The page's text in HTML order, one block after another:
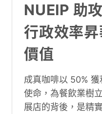
NUEIP 助
行政效率
價值
成真咖啡以 50% 獲
使命，為餐飲業樹
展店的背後，是精